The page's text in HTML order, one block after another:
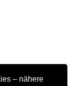
– nähere